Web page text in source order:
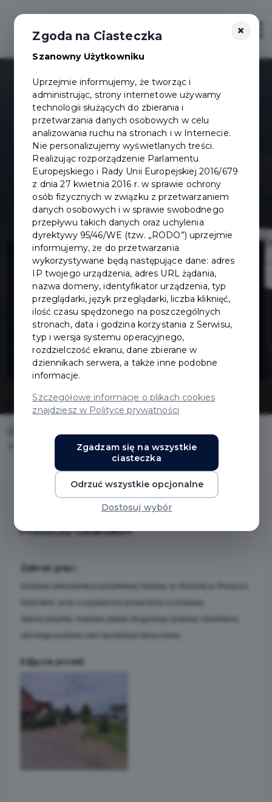
Projekt budowy
ul. Różanej w
Pruszczu
Gdańskim
Projekt budowy ul. Różanej w Pruszczu Gdańskim
Pruszczu Gdańskim
Zakres prac:
Zdjęcia przed:
×
Zgoda na Ciasteczka
Szanowny Użytkowniku
Uprzejmie informujemy, że tworząc i
administrując, strony internetowe używamy
technologii służących do zbierania i
przetwarzania danych osobowych w celu
analizowania ruchu na stronach i w Internecie.
Nie personalizujemy wyświetlanych treści.
Realizując rozporządzenie Parlamentu
Europejskiego i Rady Unii Europejskiej 2016/679
z dnia 27 kwietnia 2016 r. w sprawie ochrony
osób fizycznych w związku z przetwarzaniem
danych osobowych i w sprawie swobodnego
przepływu takich danych oraz uchylenia
dyrektywy 95/46/WE (tzw. „RODO”) uprzejmie
informujemy, że do przetwarzania
wykorzystywane będą następujące dane: adres
IP twojego urządzenia, adres URL żądania,
nazwa domeny, identyfikator urządzenia, typ
przeglądarki, język przeglądarki, liczba kliknięć,
ilość czasu spędzonego na poszczególnych
stronach, data i godzina korzystania z Serwisu,
typ i wersja systemu operacyjnego,
rozdzielczość ekranu, dane zbierane w
dziennikach serwera, a także inne podobne
informacje.
Szczegółowe informacje o plikach cookies
znajdziesz w Polityce prywatności
Zgadzam się na wszystkie
ciasteczka
Odrzuć wszystkie opcjonalne
Dostosuj wybór